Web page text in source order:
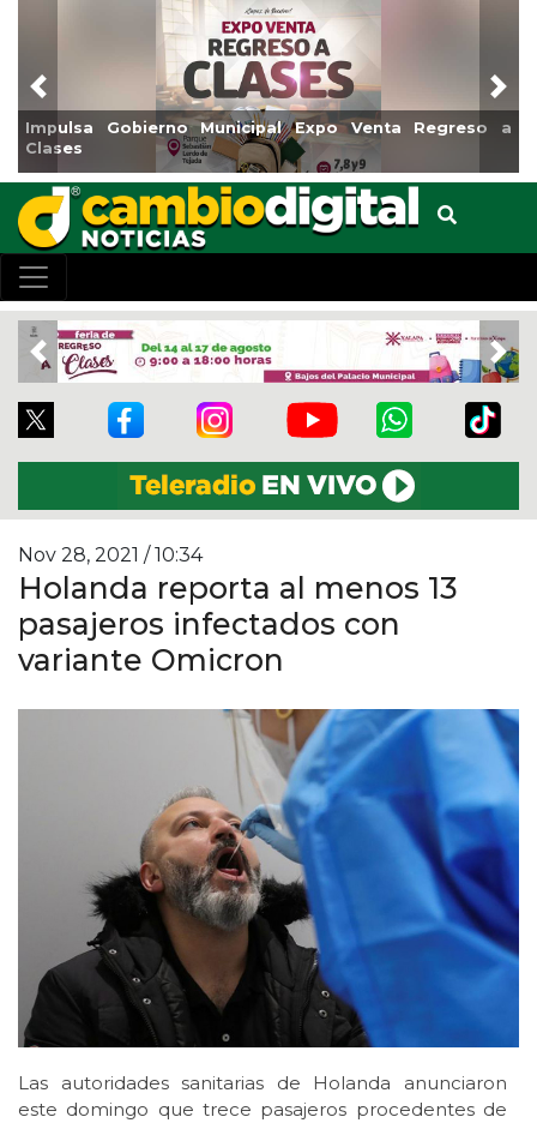
Impulsa Gobierno Municipal Expo Venta Regreso a
Clases
Previous
Previous
Nov 28, 2021 / 10:34
Holanda reporta al menos 13
pasajeros infectados con
variante Omicron
Las autoridades sanitarias de Holanda anunciaron
este domingo que trece pasajeros procedentes de